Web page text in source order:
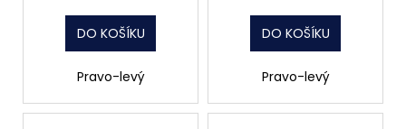
DO KOŠÍKU
Pravo-levý
DO KOŠÍKU
Pravo-levý